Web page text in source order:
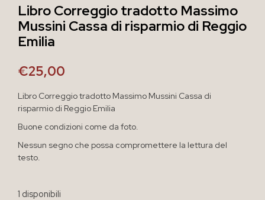
Libro Correggio tradotto Massimo
Mussini Cassa di risparmio di Reggio
Emilia
€25,00
Libro Correggio tradotto Massimo Mussini Cassa di
risparmio di Reggio Emilia
Buone condizioni come da foto.
Nessun segno che possa compromettere la lettura del
testo.
1 disponibili